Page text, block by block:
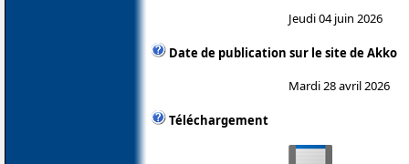
Jeudi 04 juin 2026
Date de publication sur le site de Akko
Mardi 28 avril 2026
Téléchargement